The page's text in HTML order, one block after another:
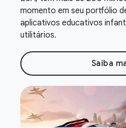
momento em seu portfólio
aplicativos educativos
utilitários.
Saiba